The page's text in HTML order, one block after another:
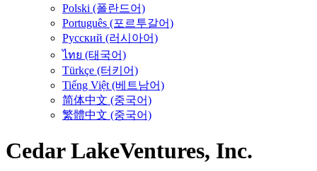
Polski (폴란드어)
Português (포르투갈어)
Русский (러시아어)
ไทย (태국어)
Türkçe (터키어)
Tiếng Việt (베트남어)
简体中文 (중국어)
繁體中文 (중국어)
Cedar LakeVentures, Inc.